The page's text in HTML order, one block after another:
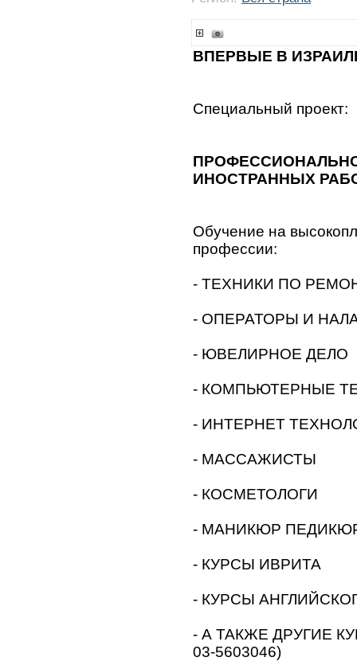
ВПЕРВЫЕ В
Специальный проект:
ИНОСТРАННЫХ
Обучение на
профессии:
- ТЕХНИКИ ПО
- ОПЕРАТОРЫ И
- ЮВЕЛИРНОЕ ДЕЛО
- КОМПЬЮТЕРНЫЕ
- ИНТЕРНЕТ
- МАССАЖИСТЫ
- КОСМЕТОЛОГИ
- МАНИКЮР
- КУРСЫ ИВРИТА
- КУРСЫ
- А ТАКЖЕ ДРУГИЕ
03-5603046)